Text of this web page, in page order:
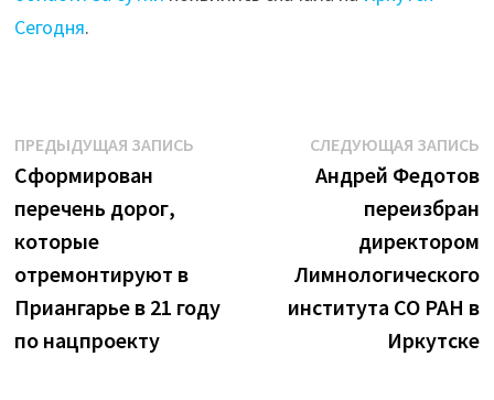
Сегодня.
Навигация
по
записям
ПРЕДЫДУЩАЯ ЗАПИСЬПредыдущая
Сформирован
перечень дорог,
которые
отремонтируют в
Приангарье в 21 году
по нацпроекту
СЛЕДУЮЩАЯ ЗАПИСЬ
Андрей Федотов
переизбран
директором
Лимнологического
института СО РАН в
Иркутске